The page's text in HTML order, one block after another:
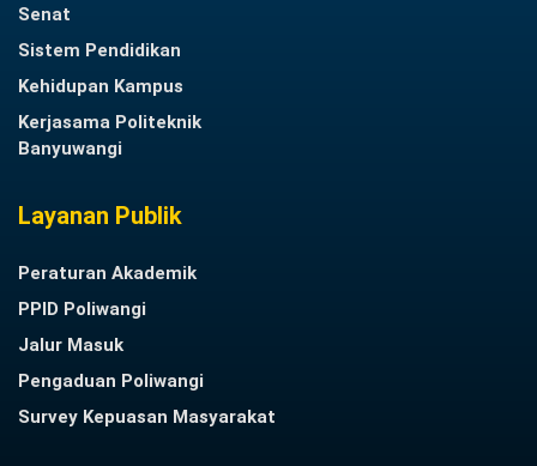
Senat
Sistem Pendidikan
Kehidupan Kampus
Kerjasama Politeknik
Banyuwangi
Layanan Publik
Peraturan Akademik
PPID Poliwangi
Jalur Masuk
Pengaduan Poliwangi
Survey Kepuasan Masyarakat